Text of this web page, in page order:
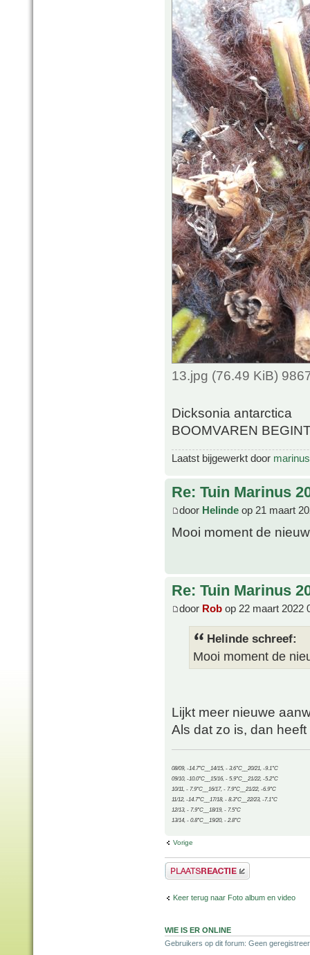
13.jpg (76.49 KiB)
Dicksonia antarctica
BOOMVAREN
Laatst bijgewerkt door marinus
Re: Tuin Marinus
door Helinde op 21 maart
Mooi moment de
Re: Tuin Marinus
door Rob op 22 maart 2022
Helinde schreef:
Mooi moment de
Lijkt meer nieuwe
Als dat zo is, dan
08/09, -14.7°C__14/15, - 3.6°C__20/21, -9.1°C
09/10, -10.0°C__15/16, - 5.9°C__21/22, -5.2°C
10/11, - 7.9°C__16/17, - 7.9°C__21/22, -6.9°C
11/12, -14.7°C__17/18, - 8.3°C__22/23, -7.1°C
12/13, - 7.9°C__18/19, - 7.5°C
13/14, - 0.8°C__19/20, - 2.8°C
Vorige
Plaats een reactie
Keer terug naar Foto album en video
WIE IS ER ONLINE
Gebruikers op dit forum: Geen